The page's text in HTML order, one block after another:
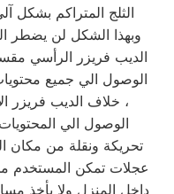
الثلج المتراكم بشكل
وبهذا الشكل لن يضطر
الديب فريزر الرأسي
الوصول الي جميع
، خلاف الديب فريزر
الوصول الي
تحريكة ونقلة من مكان
عجلات تمكن المستخدم
داخل المنزل ولا يأخذ